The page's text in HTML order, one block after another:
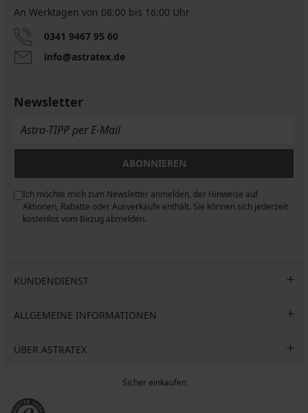
Leggings
Iggy
Push-
Up
53,99
Leggings
Perrie
figurformend
28,00
€
Shorts
ONLY
Carmakoma
Cartime
Lace
20,99
€
Shorts
Pieces
Camiva
9,20
€
Wattierte,
formende
Leggings
Emily
38,99
Wärmende
Jeggings
Olivia
27,00
€Winter
12,80
An Werktagen von 08:00 bis 16:00 Uhr
0341 9467 95 60
info@astratex.de
Newsletter
ABONNIEREN
Ich möchte mich zum Newsletter anmelden, der Hinweise auf
Aktionen, Rabatte oder Ausverkäufe enthält. Sie können sich jederzeit
kostenlos vom Bezug abmelden.
KUNDENDIENST
ALLGEMEINE INFORMATIONEN
ÜBER ASTRATEX
Sicher einkaufen